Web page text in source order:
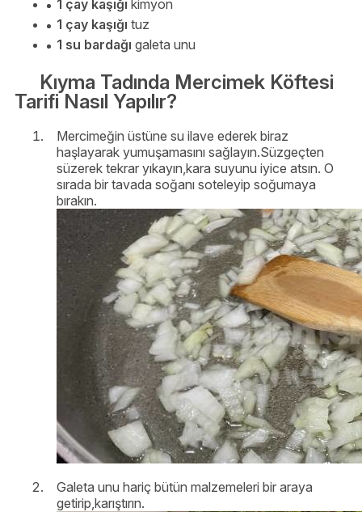
1 çay kaşığı kimyon
1 çay kaşığı tuz
1 su bardağı galeta unu
Kıyma Tadında Mercimek Köftesi
Tarifi Nasıl Yapılır?
Mercimeğin üstüne su ilave ederek biraz
haşlayarak yumuşamasını sağlayın.Süzgeçten
süzerek tekrar yıkayın,kara suyunu iyice atsın. O
sırada bir tavada soğanı soteleyip soğumaya
bırakın.
Galeta unu hariç bütün malzemeleri bir araya
getirip,karıştırın.